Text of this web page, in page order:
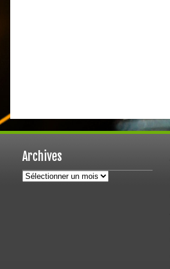
Archives
Archives